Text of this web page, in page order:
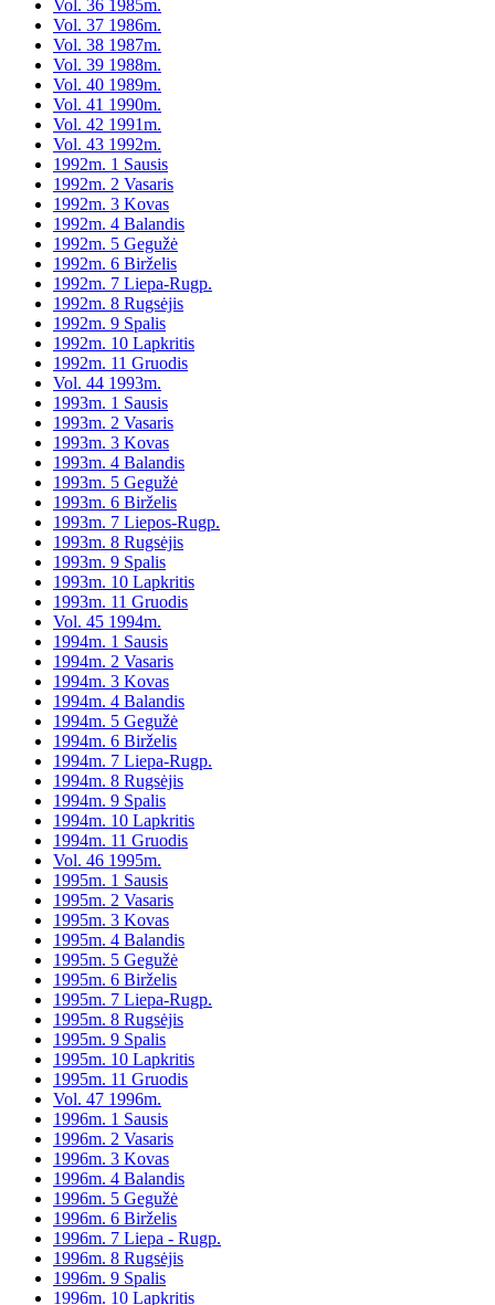
Vol. 36 1985m.
Vol. 37 1986m.
Vol. 38 1987m.
Vol. 39 1988m.
Vol. 40 1989m.
Vol. 41 1990m.
Vol. 42 1991m.
Vol. 43 1992m.
1992m. 1 Sausis
1992m. 2 Vasaris
1992m. 3 Kovas
1992m. 4 Balandis
1992m. 5 Gegužė
1992m. 6 Birželis
1992m. 7 Liepa-Rugp.
1992m. 8 Rugsėjis
1992m. 9 Spalis
1992m. 10 Lapkritis
1992m. 11 Gruodis
Vol. 44 1993m.
1993m. 1 Sausis
1993m. 2 Vasaris
1993m. 3 Kovas
1993m. 4 Balandis
1993m. 5 Gegužė
1993m. 6 Birželis
1993m. 7 Liepos-Rugp.
1993m. 8 Rugsėjis
1993m. 9 Spalis
1993m. 10 Lapkritis
1993m. 11 Gruodis
Vol. 45 1994m.
1994m. 1 Sausis
1994m. 2 Vasaris
1994m. 3 Kovas
1994m. 4 Balandis
1994m. 5 Gegužė
1994m. 6 Birželis
1994m. 7 Liepa-Rugp.
1994m. 8 Rugsėjis
1994m. 9 Spalis
1994m. 10 Lapkritis
1994m. 11 Gruodis
Vol. 46 1995m.
1995m. 1 Sausis
1995m. 2 Vasaris
1995m. 3 Kovas
1995m. 4 Balandis
1995m. 5 Gegužė
1995m. 6 Birželis
1995m. 7 Liepa-Rugp.
1995m. 8 Rugsėjis
1995m. 9 Spalis
1995m. 10 Lapkritis
1995m. 11 Gruodis
Vol. 47 1996m.
1996m. 1 Sausis
1996m. 2 Vasaris
1996m. 3 Kovas
1996m. 4 Balandis
1996m. 5 Gegužė
1996m. 6 Birželis
1996m. 7 Liepa - Rugp.
1996m. 8 Rugsėjis
1996m. 9 Spalis
1996m. 10 Lapkritis